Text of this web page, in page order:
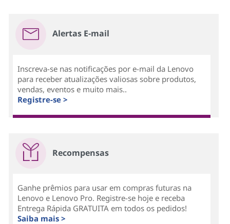
Alertas E-mail
Inscreva-se nas notificações por e-mail da Lenovo
para receber atualizações valiosas sobre produtos,
vendas, eventos e muito mais..
Registre-se >
Recompensas
Ganhe prêmios para usar em compras futuras na
Lenovo e Lenovo Pro. Registre-se hoje e receba
Entrega Rápida GRATUITA em todos os pedidos!
Saiba mais >